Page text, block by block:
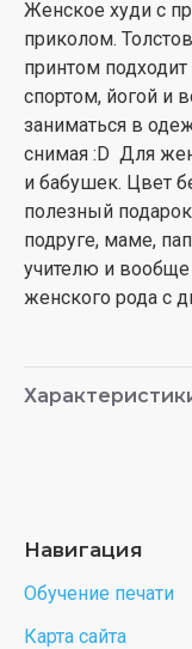
Женское худи с
приколом.
принтом
спортом, йогой и
заниматься в
снимая :D Для
и бабушек. Цвет
полезный
подруге, маме,
учителю и
женского рода с
Навигация
Обучение печати
Карта сайта